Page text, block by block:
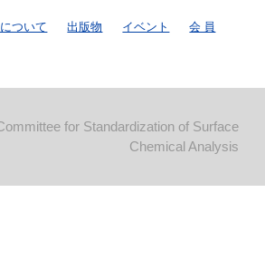
ついて 出版物 イベント
会 員
for Standardization of Surface
Chemical Analysis